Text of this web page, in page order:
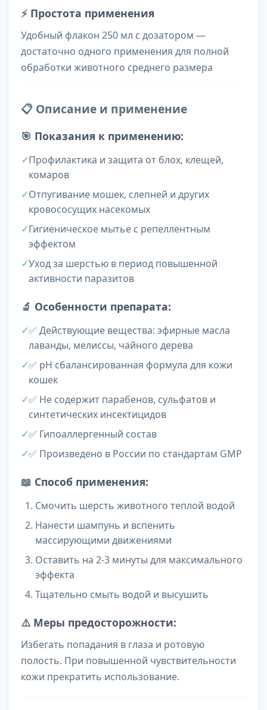
⚡ Простота применения
Удобный флакон 250 мл с дозатором —
достаточно одного применения для полной
обработки животного среднего размера
📋 Описание и применение
🎯 Показания к применению:
Профилактика и защита от блох, клещей,
комаров
Отпугивание мошек, слепней и других
кровососущих насекомых
Гигиеническое мытье с репеллентным
эффектом
Уход за шерстью в период повышенной
активности паразитов
🔬 Особенности препарата:
✅ Действующие вещества: эфирные масла
лаванды, мелиссы, чайного дерева
✅ pH сбалансированная формула для кожи
кошек
✅ Не содержит парабенов, сульфатов и
синтетических инсектицидов
✅ Гипоаллергенный состав
✅ Произведено в России по стандартам GMP
📖 Способ применения:
Смочить шерсть животного теплой водой
Нанести шампунь и вспенить
массирующими движениями
Оставить на 2-3 минуты для максимального
эффекта
Тщательно смыть водой и высушить
⚠️ Меры предосторожности:
Избегать попадания в глаза и ротовую
полость. При повышенной чувствительности
кожи прекратить использование.